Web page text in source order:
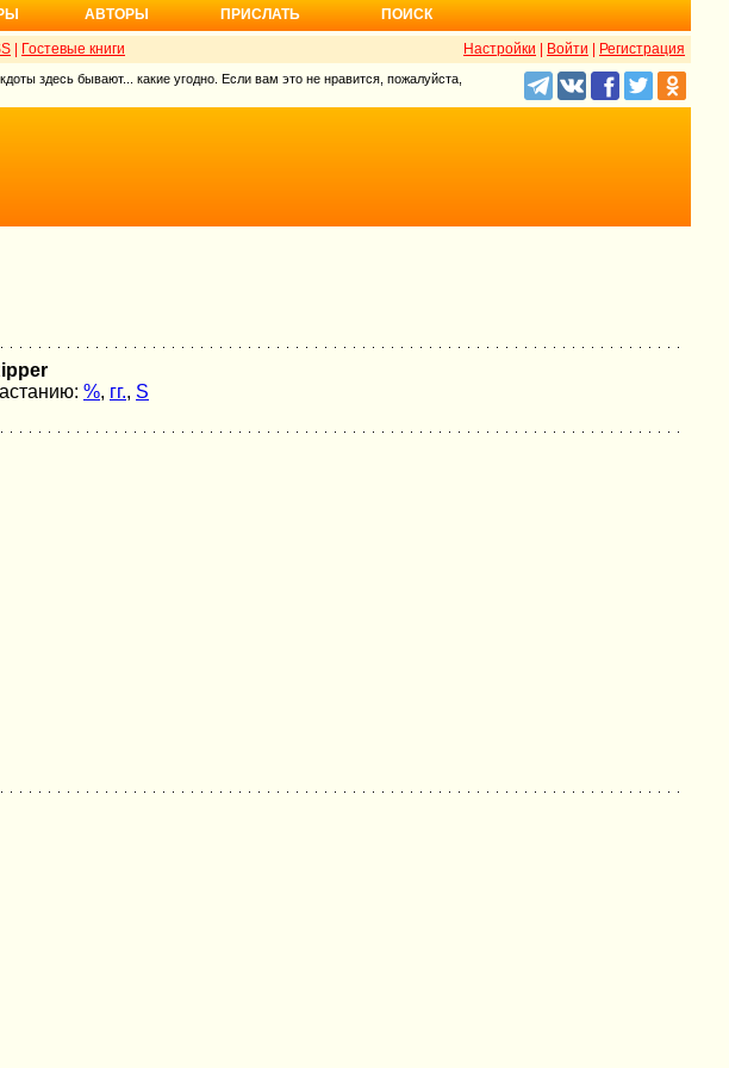
АВТОРЫ ПРИСЛАТЬ ПОИСК
Настройки Войти Регистрация
Гостевые книги
здесь бывают... какие угодно. Если вам это не нравится, пожалуйста,
%, гг., S